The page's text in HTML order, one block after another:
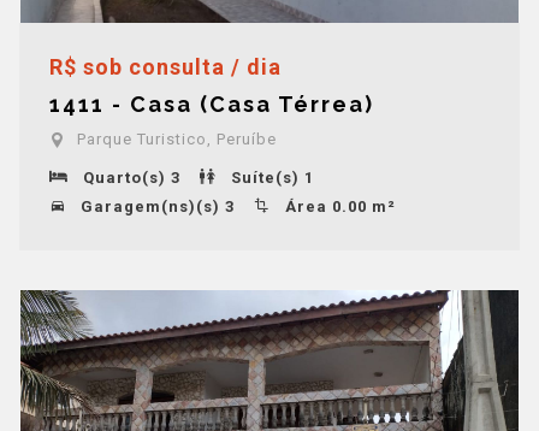
R$ sob consulta / dia
1411 - Casa (Casa Térrea)
Parque Turistico, Peruíbe
Quarto(s) 3
Suíte(s) 1
Garagem(ns)(s) 3
Área 0.00 m²